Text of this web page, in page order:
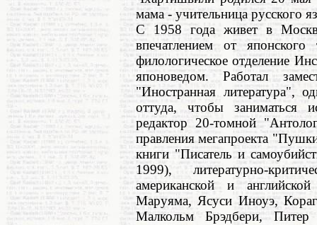
мама - учительница русского
С 1958 года живет в
впечатлением от
филологическое отделение
японоведом. Работал
"Иностранная литература",
оттуда, чтобы заниматься
редактор 20-томной
правления мегапроекта
книги "Писатель и
1999), литературно-
американской и
Маруяма, Ясуси Иноуэ,
Малкольм Брэдбери,